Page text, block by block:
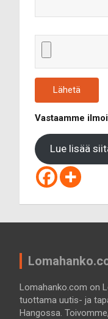
Vastaamme
Lue lisää
Lomahanko.com on
tuottama uutis- ja
Hangossa.